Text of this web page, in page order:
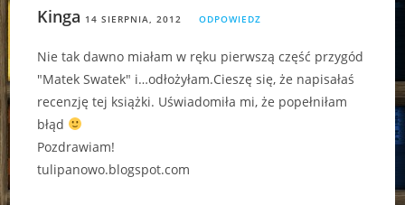
Kinga 14 SIERPNIA, 2012 ODPOWIEDZ
Nie tak dawno miałam w ręku pierwszą część przygód
"Matek Swatek" i…odłożyłam.Cieszę się, że napisałaś
recenzję tej książki. Uświadomiła mi, że popełniłam
błąd
Pozdrawiam!
tulipanowo.blogspot.com